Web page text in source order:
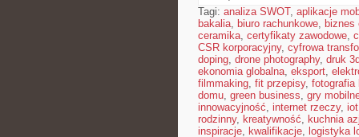
Tagi: analiza SWOT, aplikacje
bakalia, biuro rachunkowe, biznes
ceramika, certyfikaty zawodowe,
CSR korporacyjny, cyfrowa
doping, drone photography, druk 3d
ekonomia globalna, eksport,
filmmaking, fit przepisy, fotografia
domu, green business, gry
innowacyjność, internet rzeczy, iot
rodzinny, kreatywność, kuchnia
inspiracje, kwalifikacje, logistyka